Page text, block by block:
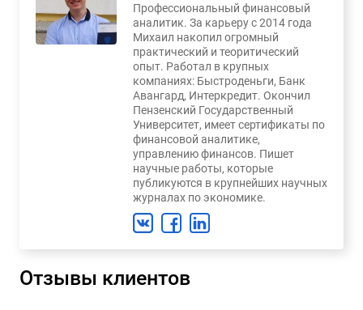
Профессиональный финансовый
аналитик. За карьеру с 2014 года
Михаил накопил огромный
практический и теоритический
опыт. Работал в крупных
компаниях: Быстроденьги, Банк
Авангард, Интеркредит. Окончил
Пензенский Государственный
Университет, имеет сертификаты по
финансовой аналитике,
управлению финансов. Пишет
научные работы, которые
публикуются в крупнейших научных
журналах по экономике.
Отзывы клиентов